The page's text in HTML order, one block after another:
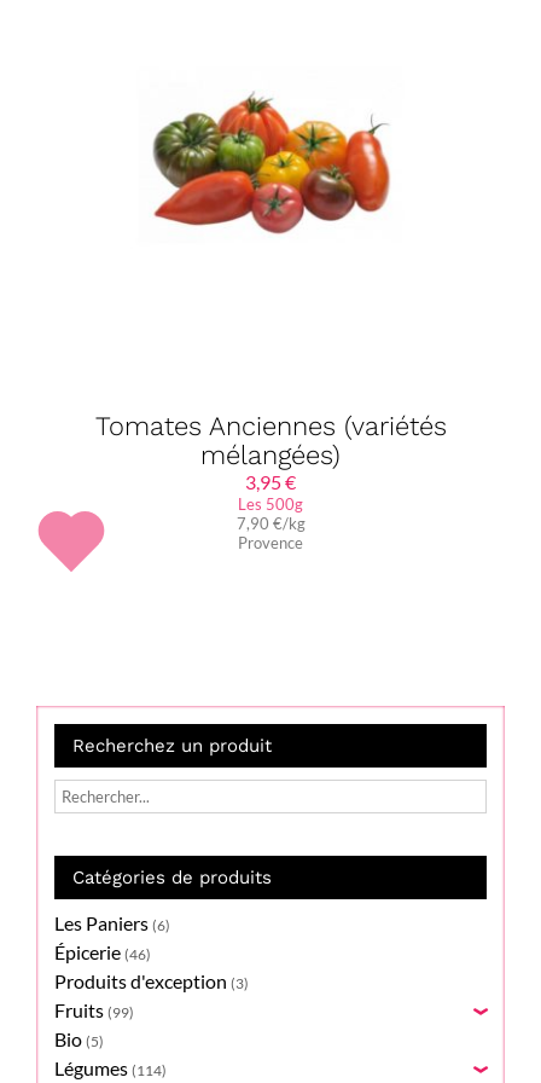
Tomates Anciennes (variétés
mélangées)
3,95€
Les 500g
7,90 €/kg
Provence
Recherchez un produit
Catégories de produits
Les Paniers (6)
Épicerie (46)
Produits d'exception (3)
Fruits (99) ›
Bio (5)
Légumes (114) ›